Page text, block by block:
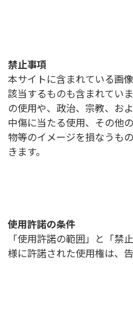
禁止事項
本サイトに含まれている画
該当するものも含まれてい
の使用や、政治、宗教、お
中傷に当たる使用、その他
物等のイメージを損なうも
きます。
使用許諾の条件
「使用許諾の範囲」と「禁
様に許諾された使用権は、